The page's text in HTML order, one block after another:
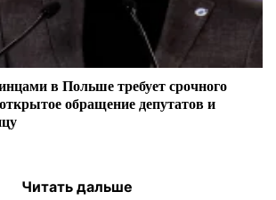
в Польше требует срочного
обращение депутатов и
Читать дальше